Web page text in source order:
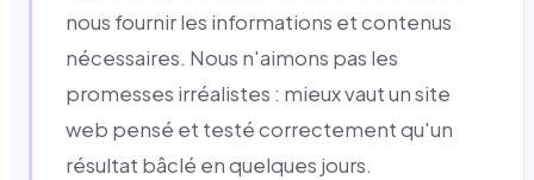
nous fournir les informations et contenus
nécessaires. Nous n'aimons pas les
promesses irréalistes : mieux vaut un site
web pensé et testé correctement qu'un
résultat bâclé en quelques jours.